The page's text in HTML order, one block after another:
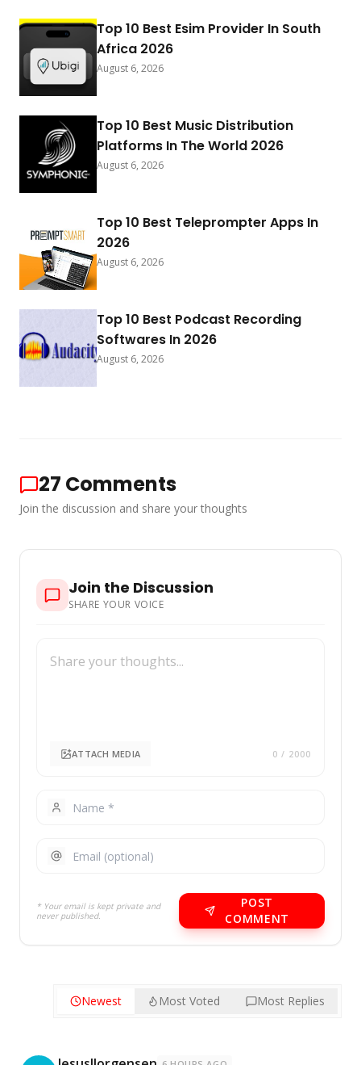
Top 10 Best Esim Provider In South
Africa 2026
August 6, 2026
Top 10 Best Music Distribution
Platforms In The World 2026
August 6, 2026
Top 10 Best Teleprompter Apps In
2026
August 6, 2026
Top 10 Best Podcast Recording
Softwares In 2026
August 6, 2026
27 Comments
Join the discussion and share your thoughts
Join the Discussion
SHARE YOUR VOICE
ATTACH MEDIA 0 / 2000
* Your email is kept private and
never published.
POST
COMMENT
Newest Most Voted Most Replies